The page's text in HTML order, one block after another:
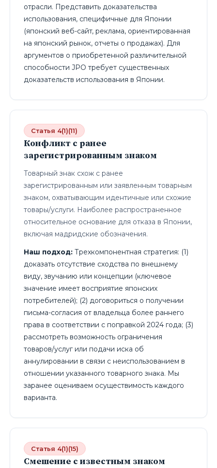
отрасли. Представить доказательства
использования, специфичные для Японии
(японский веб-сайт, реклама, ориентированная
на японский рынок, отчеты о продажах). Для
аргументов о приобретенной различительной
способности JPO требует существенных
доказательств использования в Японии.
Статья 4(1)(11)
Конфликт с ранее
зарегистрированным знаком
Товарный знак схож с ранее
зарегистрированным или заявленным товарным
знаком, охватывающим идентичные или схожие
товары/услуги. Наиболее распространенное
относительное основание для отказа в Японии,
включая мадридские обозначения.
Наш подход: Трехкомпонентная стратегия: (1)
доказать отсутствие сходства по внешнему
виду, звучанию или концепции (ключевое
значение имеет восприятие японских
потребителей); (2) договориться о получении
письма-согласия от владельца более раннего
права в соответствии с поправкой 2024 года; (3)
рассмотреть возможность ограничения
товаров/услуг или подачи иска об
аннулировании в связи с неиспользованием в
отношении указанного товарного знака. Мы
заранее оцениваем осуществимость каждого
варианта.
Статья 4(1)(15)
Смешение с известным знаком